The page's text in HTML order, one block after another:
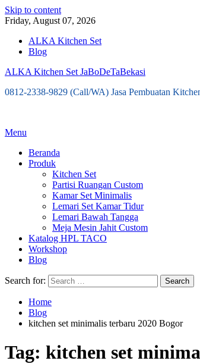
Skip to content
Friday, August 07, 2026
ALKA Kitchen Set
Blog
ALKA Kitchen Set JaBoDeTaBekasi
0812-2338-9829 (Call/WA) Jasa Pembuatan
Menu
Beranda
Produk
Kitchen Set
Partisi Ruangan Custom
Kamar Set Minimalis
Lemari Set Kamar Tidur
Lemari Bawah Tangga
Meja Mesin Jahit Custom
Katalog HPL TACO
Workshop
Blog
Search for:
Home
Blog
kitchen set minimalis terbaru 2020 Bogor
Tag: kitchen set